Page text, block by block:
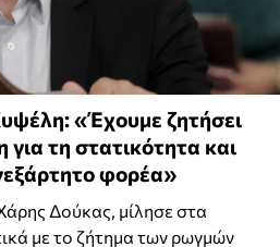
«Έχουμε ζητήσει
τη στατικότητα και
φορέα»
Δούκας, μίλησε στα
με το ζήτημα των ρωγμών